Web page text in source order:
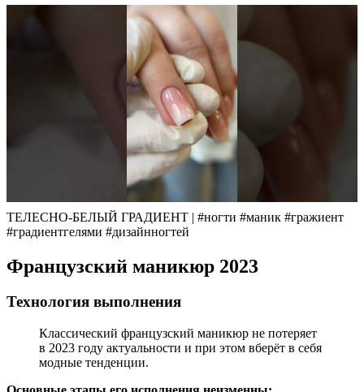
ТЕЛЕСНО-БЕЛЫЙ ГРАДИЕНТ | #ногти #маник #гражиент
#градиентгелями #дизайнногтей
Французский маникюр 2023
Технология выполнения
Классический французский маникюр не потеряет
в 2023 году актуальности и при этом вберёт в себя
модные тенденции.